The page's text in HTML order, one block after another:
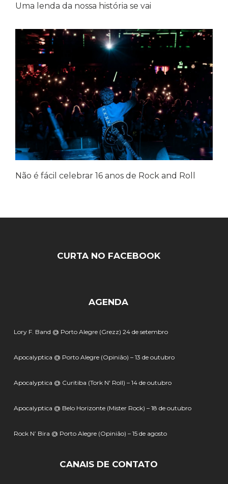
Uma lenda da nossa história se vai
Não é fácil celebrar 16 anos de Rock and Roll
CURTA NO FACEBOOK
AGENDA
Lory F. Band @ Porto Alegre (Grezz) 24 de setembro
Apocalyptica @ Porto Alegre (Opinião) – 13 de outubro
Apocalyptica @ Curitiba (Tork N' Roll) – 14 de outubro
Apocalyptica @ Belo Horizonte (Mister Rock) – 18 de outubro
Rock N’ Bira @ Porto Alegre (Opinião) – 15 de agosto
CANAIS DE CONTATO